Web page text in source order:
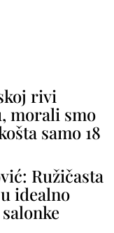
rivi
morali smo
samo 18
Ružičasta
idealno